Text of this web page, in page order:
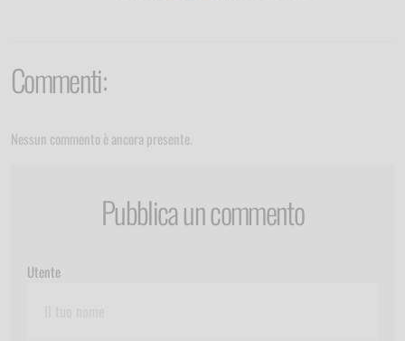
Commenti:
Nessun commento è ancora presente.
Pubblica un commento
Utente